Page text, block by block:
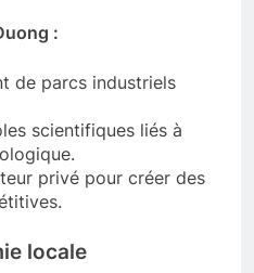
:
de parcs industriels
scientifiques liés à
privé pour créer des
locale